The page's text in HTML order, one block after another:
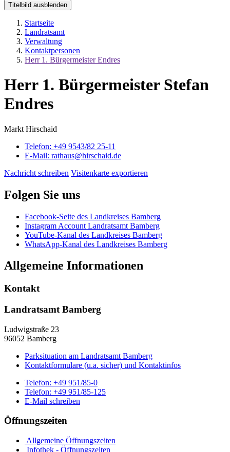
Titelbild ausblenden
Startseite
Landratsamt
Verwaltung
Kontaktpersonen
Herr 1. Bürgermeister Endres
Herr 1. Bürgermeister Stefan
Endres
Markt Hirschaid
Telefon: +49 9543/82 25-11
E-Mail: rathaus@hirschaid.de
Nachricht schreiben Visitenkarte exportieren
Folgen Sie uns
Facebook-Seite des Landkreises Bamberg
Instagram Account Landratsamt Bamberg
YouTube-Kanal des Landkreises Bamberg
WhatsApp-Kanal des Landkreises Bamberg
Allgemeine Informationen
Kontakt
Landratsamt Bamberg
Ludwigstraße 23
96052 Bamberg
Parksituation am Landratsamt Bamberg
Kontaktformulare (u.a. sicher) und Kontaktinfos
Telefon: +49 951/85-0
Telefon: +49 951/85-125
E-Mail schreiben
Öffnungszeiten
Allgemeine Öffnungszeiten
Infothek - Öffnungszeiten